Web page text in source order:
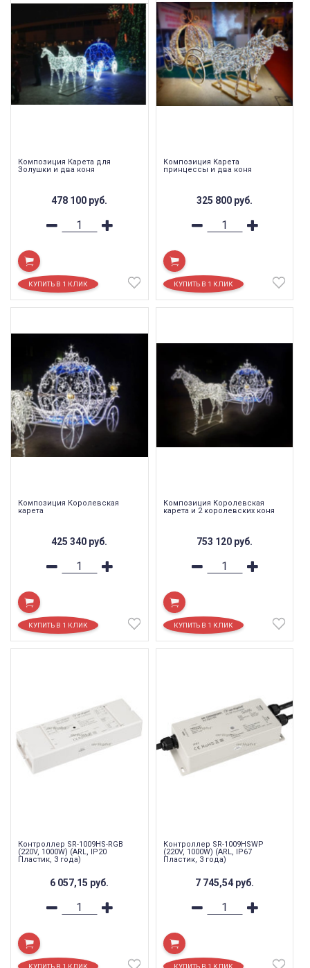
Композиция Карета для
Золушки и два коня
478 100 руб.
Композиция Карета
принцессы и два коня
325 800 руб.
Композиция Королевская
карета
425 340 руб.
Композиция Королевская
карета и 2 королевских коня
753 120 руб.
Контроллер SR-1009HS-RGB
(220V, 1000W) (ARL, IP20
Пластик, 3 года)
6 057,15 руб.
Контроллер SR-1009HSWP
(220V, 1000W) (ARL, IP67
Пластик, 3 года)
7 745,54 руб.